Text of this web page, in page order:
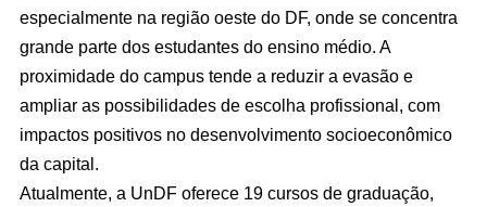
especialmente na região oeste do DF, onde se concentra
grande parte dos estudantes do ensino médio. A
proximidade do campus tende a reduzir a evasão e
ampliar as possibilidades de escolha profissional, com
impactos positivos no desenvolvimento socioeconômico
da capital.
Atualmente, a UnDF oferece 19 cursos de graduação,